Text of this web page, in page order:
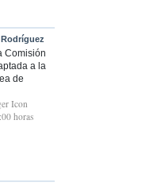
Comisión
a la
de
Icon
horas